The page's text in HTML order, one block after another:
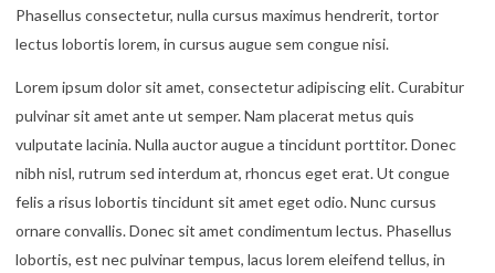
Phasellus consectetur, nulla cursus maximus hendrerit, tortor
lectus lobortis lorem, in cursus augue sem congue nisi.
Lorem ipsum dolor sit amet, consectetur adipiscing elit. Curabitur
pulvinar sit amet ante ut semper. Nam placerat metus quis
vulputate lacinia. Nulla auctor augue a tincidunt porttitor. Donec
nibh nisl, rutrum sed interdum at, rhoncus eget erat. Ut congue
felis a risus lobortis tincidunt sit amet eget odio. Nunc cursus
ornare convallis. Donec sit amet condimentum lectus. Phasellus
lobortis, est nec pulvinar tempus, lacus lorem eleifend tellus, in